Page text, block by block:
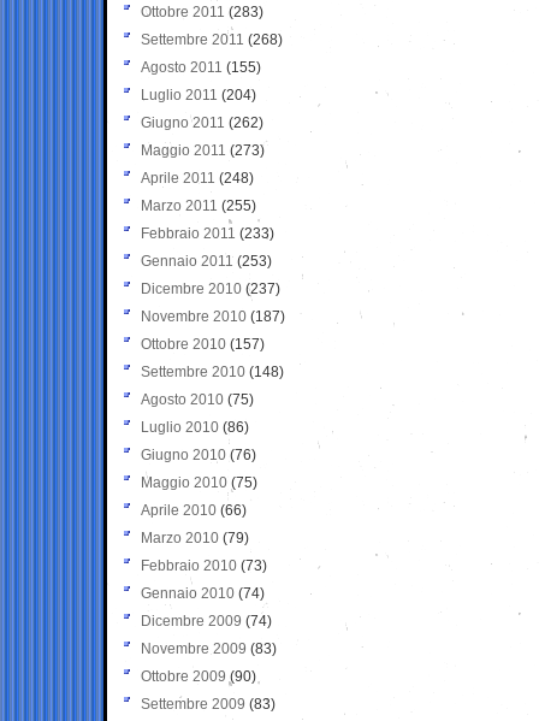
Ottobre 2011 (283)
Settembre 2011 (268)
Agosto 2011 (155)
Luglio 2011 (204)
Giugno 2011 (262)
Maggio 2011 (273)
Aprile 2011 (248)
Marzo 2011 (255)
Febbraio 2011 (233)
Gennaio 2011 (253)
Dicembre 2010 (237)
Novembre 2010 (187)
Ottobre 2010 (157)
Settembre 2010 (148)
Agosto 2010 (75)
Luglio 2010 (86)
Giugno 2010 (76)
Maggio 2010 (75)
Aprile 2010 (66)
Marzo 2010 (79)
Febbraio 2010 (73)
Gennaio 2010 (74)
Dicembre 2009 (74)
Novembre 2009 (83)
Ottobre 2009 (90)
Settembre 2009 (83)